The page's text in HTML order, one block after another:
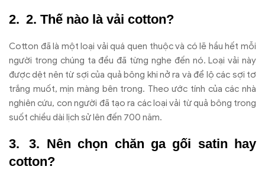
2. Thế nào là vải cotton?
Cotton đã là một loại vải quá quen thuộc và có lẽ hầu hết mỗi
người trong chúng ta đều đã từng nghe đến nó. Loại vải này
được dệt nên từ sợi của quả bông khi nở ra và để lộ các sợi tơ
trắng muốt, mịn màng bên trong. Theo ước tính của các nhà
nghiên cứu, con người đã tạo ra các loại vải từ quả bông trong
suốt chiều dài lịch sử lên đến 700 năm.
3. Nên chọn chăn ga gối satin hay
cotton?